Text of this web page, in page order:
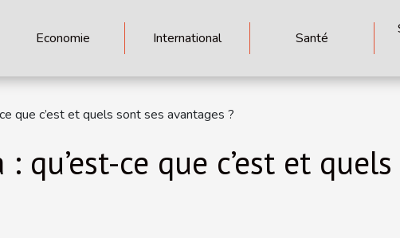
Economie International Santé
que c’est et quels sont ses avantages ?
qu’est-ce que c’est et